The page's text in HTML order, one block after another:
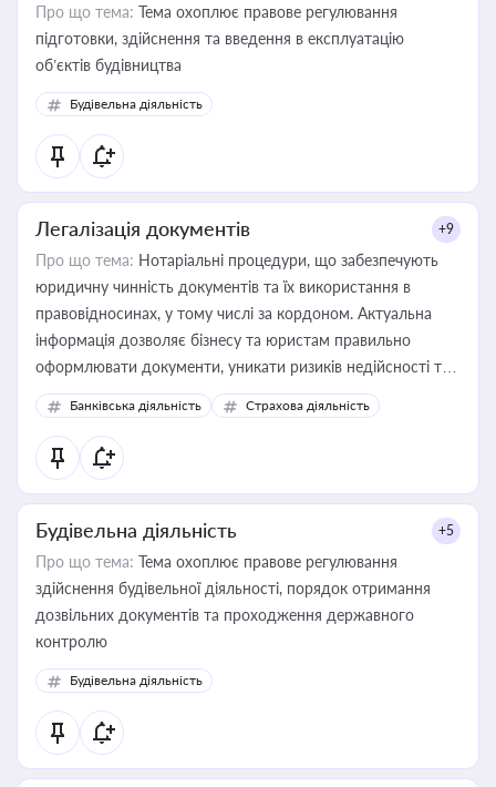
Про що тема: Тема охоплює правове регулювання
підготовки, здійснення та введення в експлуатацію
об’єктів будівництва
Будівельна діяльність
Легалізація документів +9
Про що тема: Нотаріальні процедури, що забезпечують
юридичну чинність документів та їх використання в
правовідносинах, у тому числі за кордоном. Актуальна
інформація дозволяє бізнесу та юристам правильно
оформлювати документи, уникати ризиків недійсності та
забезпечувати їх належне прийняття органами влади та
контрагентами
Банківська діяльність Страхова діяльність
Будівельна діяльність +5
Про що тема: Тема охоплює правове регулювання
здійснення будівельної діяльності, порядок отримання
дозвільних документів та проходження державного
контролю
Будівельна діяльність